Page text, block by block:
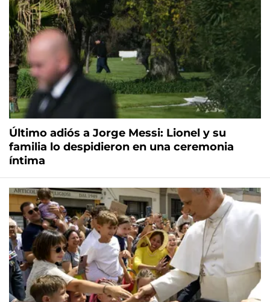
Último adiós a Jorge Messi: Lionel y su
familia lo despidieron en una ceremonia
íntima